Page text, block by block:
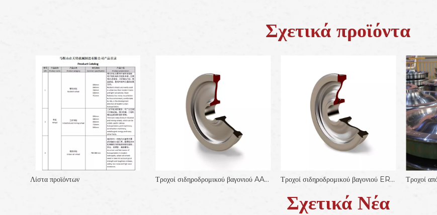
Σχετικά προϊόντα
Λίστα προϊόντων Τροχοί σιδηροδρομικού βαγονιού AAR-B 1000mm Τροχοί σιδηροδρομικού βαγονιού ER7 840 mm Τροχοί
Σχετικά Νέα